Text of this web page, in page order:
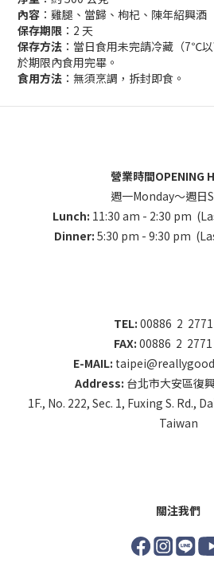
內容 ：雞腿、當歸、枸杞、陳年紹興酒
保存期限 ：2 天
保存方法 ：當日食用未完請冷藏（7℃
於期限內食用完畢。
食用方法 ：無須烹調，拆封即食。
營業時間OPENING
週一Monday～週日
Lunch: 11:30 am - 2:30 pm
Dinner: 5:30 pm - 9:30 pm
TEL: 00886 2
FAX: 00886 2
E-MAIL:
Address: 台北市大安區復
1F., No. 222, Sec. 1, Fuxing S. Rd.,
Taiwan
關注我們